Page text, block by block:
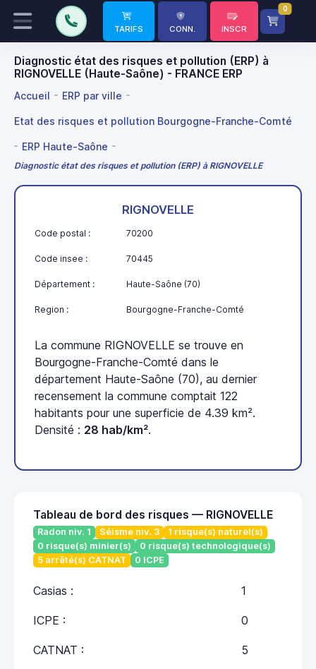
TARIFS CONN. INSCR
0
Diagnostic état des risques et pollution (ERP) à
RIGNOVELLE (Haute-Saône) - FRANCE ERP
Accueil ERP par ville
Etat des risques et pollution Bourgogne-Franche-Comté
ERP Haute-Saône
Diagnostic état des risques et pollution (ERP) à RIGNOVELLE
RIGNOVELLE
Code postal : 70200
Code insee : 70445
Département : Haute-Saône (70)
Region : Bourgogne-Franche-Comté
La commune RIGNOVELLE se trouve en
Bourgogne-Franche-Comté dans le
département Haute-Saône (70), au dernier
recensement la commune comptait 122
habitants pour une superficie de 4.39 km².
Densité : 28 hab/km².
Tableau de bord des risques — RIGNOVELLE
Radon niv. 1 Séisme niv. 3
1 risque(s) naturel(s)
0 risque(s) minier(s)
0 risque(s) technologique(s)
5 arrêté(s) CATNAT
0 ICPE
Casias : 1
ICPE : 0
CATNAT : 5